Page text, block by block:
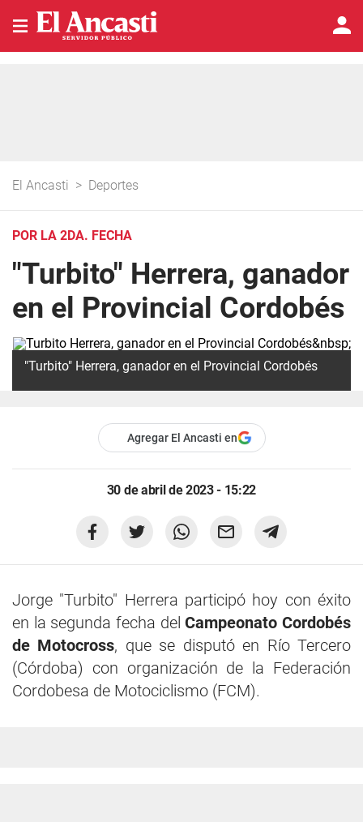
El Ancasti > Deportes
POR LA 2DA. FECHA
"Turbito" Herrera, ganador
en el Provincial Cordobés
"Turbito" Herrera, ganador en el Provincial Cordobés
Agregar El Ancasti en
30 de abril de 2023 - 15:22
Jorge "Turbito" Herrera participó hoy con éxito
en la segunda fecha delCampeonato Cordobés
de Motocross, que se disputó en Río Tercero
(Córdoba) con organización de la Federación
Cordobesa de Motociclismo (FCM).